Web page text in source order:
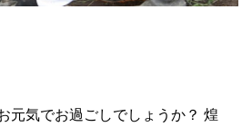
元気でお過ごしでしょうか？ 煌